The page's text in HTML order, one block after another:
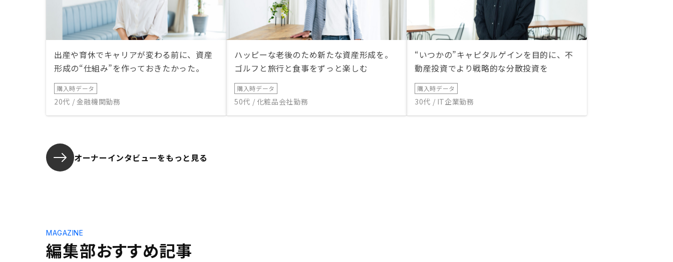
出産や育休でキャリアが変わる前に、資産
形成の“仕組み”を作っておきたかった。
購入時データ
20代 / 金融機関勤務
ハッピーな老後のため新たな資産形成を。
ゴルフと旅行と食事をずっと楽しむ
購入時データ
50代 / 化粧品会社勤務
“いつかの”キャピタルゲインを目的に、不
動産投資でより戦略的な分散投資を
購入時データ
30代 / IT企業勤務
オーナーインタビューをもっと見る
編集部おすすめ記事
MAGAZINE